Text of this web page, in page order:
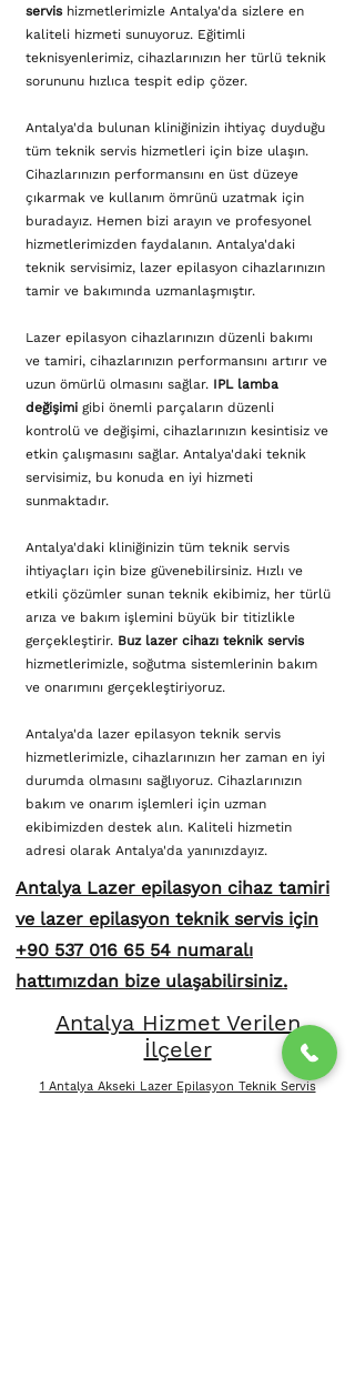
servis hizmetlerimizle Antalya'da sizlere en
kaliteli hizmeti sunuyoruz. Eğitimli
teknisyenlerimiz, cihazlarınızın her türlü teknik
sorununu hızlıca tespit edip çözer.
Antalya'da bulunan kliniğinizin ihtiyaç duyduğu
tüm teknik servis hizmetleri için bize ulaşın.
Cihazlarınızın performansını en üst düzeye
çıkarmak ve kullanım ömrünü uzatmak için
buradayız. Hemen bizi arayın ve profesyonel
hizmetlerimizden faydalanın. Antalya'daki
teknik servisimiz, lazer epilasyon cihazlarınızın
tamir ve bakımında uzmanlaşmıştır.
Lazer epilasyon cihazlarınızın düzenli bakımı
ve tamiri, cihazlarınızın performansını artırır ve
uzun ömürlü olmasını sağlar. IPL lamba
değişimi gibi önemli parçaların düzenli
kontrolü ve değişimi, cihazlarınızın kesintisiz ve
etkin çalışmasını sağlar. Antalya'daki teknik
servisimiz, bu konuda en iyi hizmeti
sunmaktadır.
Antalya'daki kliniğinizin tüm teknik servis
ihtiyaçları için bize güvenebilirsiniz. Hızlı ve
etkili çözümler sunan teknik ekibimiz, her türlü
arıza ve bakım işlemini büyük bir titizlikle
gerçekleştirir. Buz lazer cihazı teknik servis
hizmetlerimizle, soğutma sistemlerinin bakım
ve onarımını gerçekleştiriyoruz.
Antalya'da lazer epilasyon teknik servis
hizmetlerimizle, cihazlarınızın her zaman en iyi
durumda olmasını sağlıyoruz. Cihazlarınızın
bakım ve onarım işlemleri için uzman
ekibimizden destek alın. Kaliteli hizmetin
adresi olarak Antalya'da yanınızdayız.
Antalya Lazer epilasyon cihaz tamiri
ve lazer epilasyon teknik servis için
+90 537 016 65 54 numaralı
hattımızdan bize ulaşabilirsiniz.
Antalya Hizmet Verilen
İlçeler
1 Antalya Akseki Lazer Epilasyon Teknik Servis